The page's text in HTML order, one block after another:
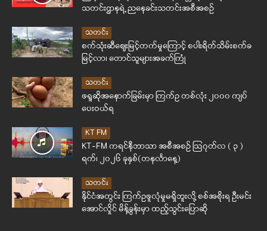
သတင်းဌာနရဲ့ ညနေခင်းသတင်းအစီအစဉ်
သတင်း
စက်သုံးဆီဈေးမြင့်တက်မှုကြောင့် စပါးရိတ်သိမ်းစက်ခ
မြင့်လာ၊ တောင်သူများအခက်ကြုံ
သတင်း
ဖရူဆိုအနောက်ခြမ်းမှာ ကြက်ဥ တစ်လုံး ၂၀၀၀ ကျပ်
ပေးဝယ်ရ
KT FM
KT-FM ကရင်နီဘာသာ အစီအစဉ် ဩဂုတ်လ ( ၃ )
ရက်၊ ၂၀၂၆ ခုနှစ်(တနင်္လာနေ့)
သတင်း
နိုင်ငံအတွင်း ကြက်ဥဖူလုံမှုမရှိဘူးလို့ စစ်အစိုးရ ဦးမင်း
အောင်လှိုင် မိန့်ခွန်းမှာ ထည့်သွင်းပြောဆို